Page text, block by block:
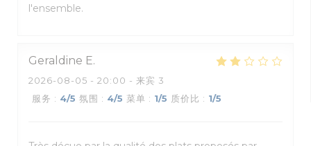
l'ensemble.
Geraldine E
2026-08-05 - 20:00 - 来宾 3
服务 : 4/5 氛围 : 4/5 菜单 : 1/5 质价比 : 1/5